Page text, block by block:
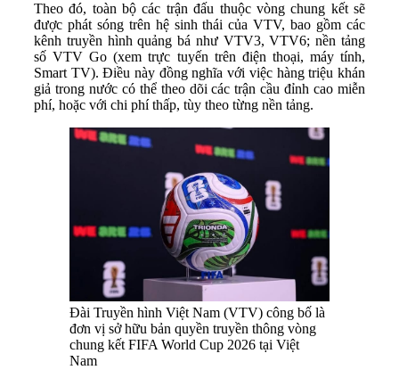
Theo đó, toàn bộ các trận đấu thuộc vòng chung kết sẽ
được phát sóng trên hệ sinh thái của VTV, bao gồm các
kênh truyền hình quảng bá như VTV3, VTV6; nền tảng
số VTV Go (xem trực tuyến trên điện thoại, máy tính,
Smart TV). Điều này đồng nghĩa với việc hàng triệu khán
giả trong nước có thể theo dõi các trận cầu đỉnh cao miễn
phí, hoặc với chi phí thấp, tùy theo từng nền tảng.
Đài Truyền hình Việt Nam (VTV) công bố là
đơn vị sở hữu bản quyền truyền thông vòng
chung kết FIFA World Cup 2026 tại Việt
Nam